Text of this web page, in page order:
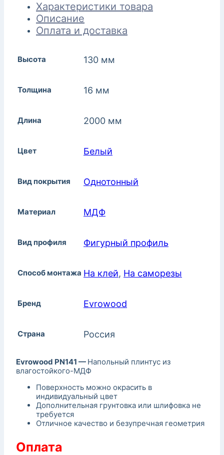
Характеристики товара
Описание
Оплата и доставка
Высота 130 мм
Толщина 16 мм
Длина 2000 мм
Цвет Белый
Вид покрытия Однотонный
Материал МДФ
Вид профиля Фигурный профиль
Способ монтажа На клей, На саморезы
Бренд Evrowood
Страна Россия
Evrowood PN141 — Напольный плинтус из
влагостойкого-МДФ
Поверхность можно окрасить в
индивидуальный цвет
Дополнительная грунтовка или шлифовка не
требуется
Отличное качество и безупречная геометрия
Оплата